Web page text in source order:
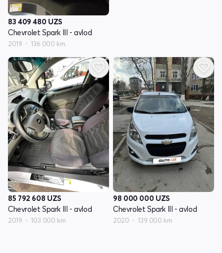
83 409 480 UZS
Chevrolet Spark III - avlod
2019 136 000 km
85 792 608 UZS
Chevrolet Spark III - avlod
2019 103 000 km
98 000 000 UZS
Chevrolet Spark III - avlod
2020 139 000 km